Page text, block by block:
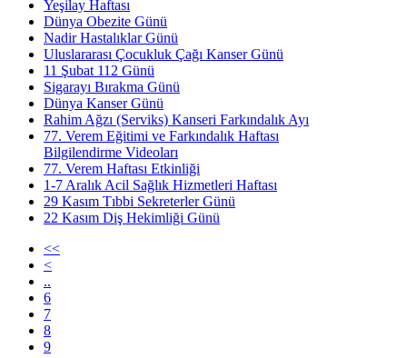
Yeşilay Haftası
Dünya Obezite Günü
Nadir Hastalıklar Günü
Uluslararası Çocukluk Çağı Kanser Günü
11 Şubat 112 Günü
Sigarayı Bırakma Günü
Dünya Kanser Günü
Rahim Ağzı (Serviks) Kanseri Farkındalık Ayı
77. Verem Eğitimi ve Farkındalık Haftası
Bilgilendirme Videoları
77. Verem Haftası Etkinliği
1-7 Aralık Acil Sağlık Hizmetleri Haftası
29 Kasım Tıbbi Sekreterler Günü
22 Kasım Diş Hekimliği Günü
<<
<
..
6
7
8
9